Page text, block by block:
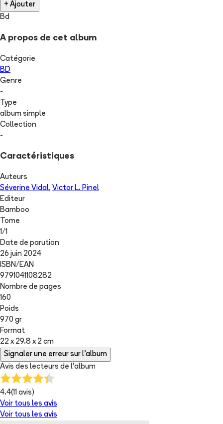
+ Ajouter
Bd
A propos de cet album
Catégorie
BD
Genre
-
Type
album simple
Collection
-
Caractéristiques
Auteurs
Séverine Vidal, Victor L. Pinel
Editeur
Bamboo
Tome
1/1
Date de parution
26 juin 2024
ISBN/EAN
9791041108282
Nombre de pages
160
Poids
970 gr
Format
22 x 29.8 x 2 cm
Signaler une erreur sur l'album
Avis des lecteurs de l'album
4.4(11 avis)
Voir tous les avis
Voir tous les avis